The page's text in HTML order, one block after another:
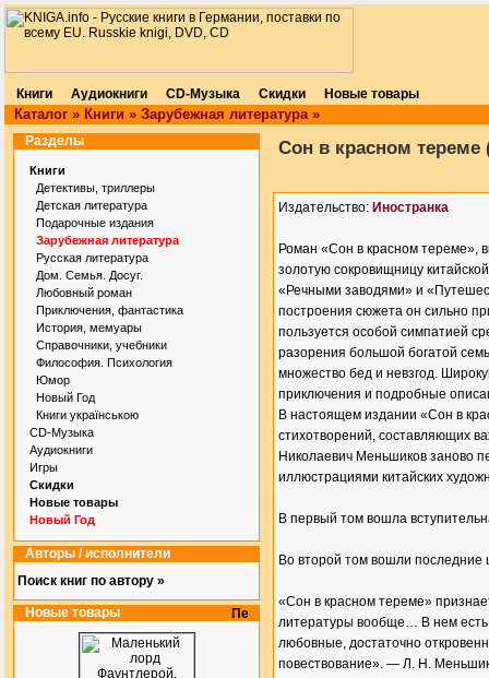
Книги Аудиокниги CD-Музыка Скидки Новые товары
Каталог » Книги » Зарубежная литература»
Разделы
Книги
Детективы, триллеры
Детская литература
Подарочные издания
Зарубежная литература
Русская литература
Дом. Семья. Досуг.
Любовный роман
Приключения, фантастика
История, мемуары
Справочники, учебники
Философия. Психология
Юмор
Новый Год
Книги українською
CD-Музыка
Аудиокниги
Игры
Скидки
Новые товары
Новый Год
Авторы / исполнители
Поиск книг по автору »
Новые товары
Сон в красном
Издательство: Иностранка
Роман «Сон в красном тереме»,
золотую сокровищницу
«Речными заводями» и
построения сюжета он сильно
пользуется особой симпатией
разорения большой богатой
множество бед и невзгод.
приключения и подробные
В настоящем издании «Сон в
стихотворений, составляющих
Николаевич Меньшиков заново
иллюстрациями китайских
В первый том вошла
Во второй том вошли последние
«Сон в красном тереме»
литературы вообще… В нем есть
любовные, достаточно
повествование». — Л. Н.